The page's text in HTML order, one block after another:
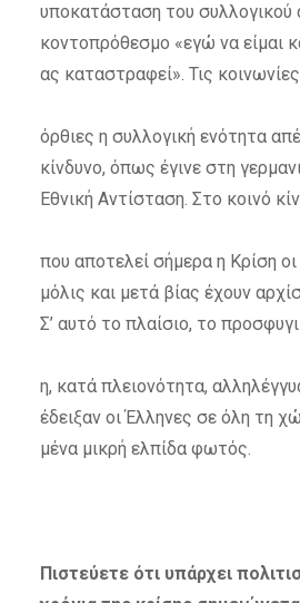
υποκατάσταση του συλλογικού
κοντοπρόθεσμο «εγώ να είμαι
ας καταστραφεί». Τις
όρθιες η συλλογική ενότητα
κίνδυνο, όπως έγινε στη
Εθνική Αντίσταση. Στο κοινό
που αποτελεί σήμερα η Κρίση
μόλις και μετά βίας έχουν
Σ’ αυτό το πλαίσιο, το
η, κατά πλειονότητα,
έδειξαν οι Έλληνες σε όλη τη
μένα μικρή ελπίδα φωτός.
Πιστεύετε ότι υπάρχει